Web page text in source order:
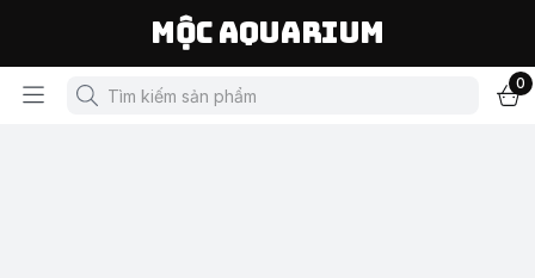
Mộc Aquarium
0